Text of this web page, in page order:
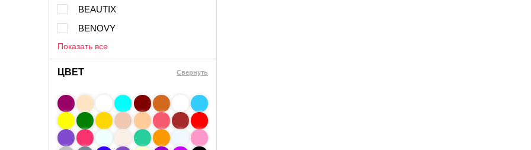
BEAUTIX
BENOVY
Показать все
ЦВЕТ Свернуть